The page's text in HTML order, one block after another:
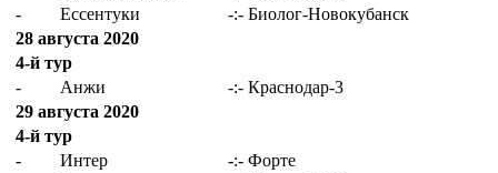
-
Ессентуки -:- Биолог-Новокубанск
28 августа 2020
4-й тур
-
Анжи -:- Краснодар-3
29 августа 2020
4-й тур
-
Интер -:- Форте